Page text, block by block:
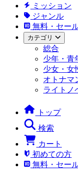
ミッション
ジャンル
無料・セー
カテゴリ
総合
少年・青
少女・女
オトナマ
ライトノ
トップ
検索
カート
初めての方
無料・セー